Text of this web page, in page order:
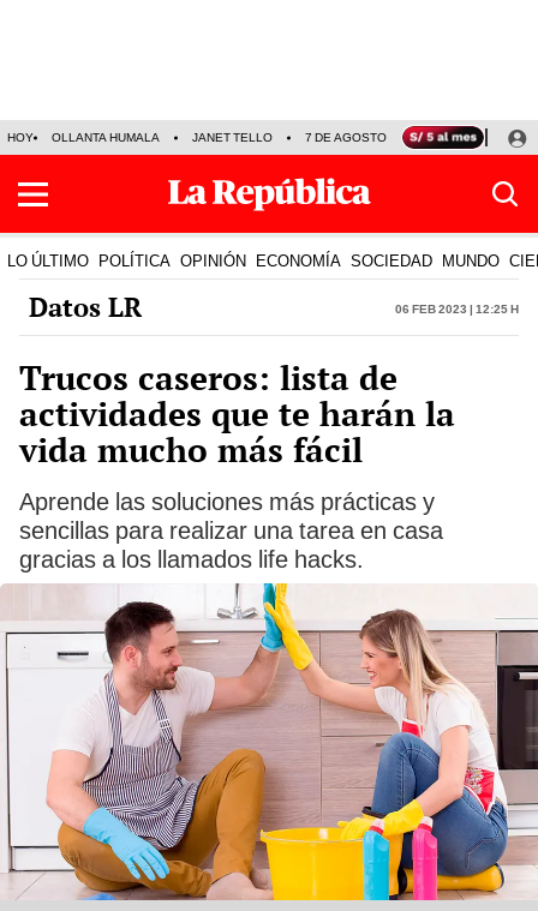
HOY OLLANTA HUMALA JANET TELLO 7 DE AGOSTO TINKA RESULTADOS
LO ÚLTIMO POLÍTICA OPINIÓN ECONOMÍA SOCIEDAD MUNDO
Datos LR 06 Feb 2023 | 12:25 h
Trucos caseros: lista de
actividades que te harán la
vida mucho más fácil
Aprende las soluciones más prácticas y
sencillas para realizar una tarea en casa
gracias a los llamados life hacks.